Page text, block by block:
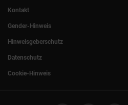
Kontakt
Gender-Hinweis
Hinweisgeberschutz
Datenschutz
Cookie-Hinweis